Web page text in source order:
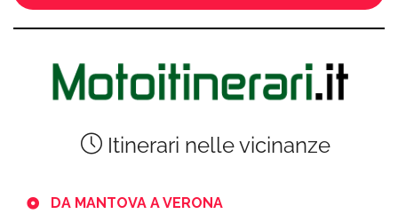
Itinerari nelle vicinanze
DA MANTOVA A VERONA